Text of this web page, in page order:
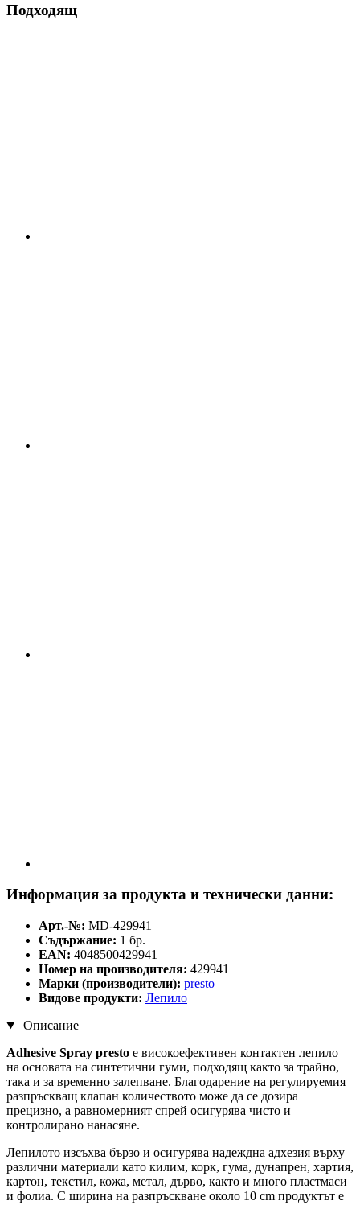
Подходящ
Информация за продукта и технически данни:
Арт.-№: MD-429941
Съдържание: 1 бр.
EAN: 4048500429941
Номер на производителя: 429941
Марки (производители): presto
Видове продукти: Лепило
Описание
Adhesive Spray presto е високоефективен контактен лепило
на основата на синтетични гуми, подходящ както за трайно,
така и за временно залепване. Благодарение на регулируемия
разпръскващ клапан количеството може да се дозира
прецизно, а равномерният спрей осигурява чисто и
контролирано нанасяне.
Лепилото изсъхва бързо и осигурява надеждна адхезия върху
различни материали като килим, корк, гума, дунапрен, хартия,
картон, текстил, кожа, метал, дърво, както и много пластмаси
и фолиа. С ширина на разпръскване около 10 cm продуктът е